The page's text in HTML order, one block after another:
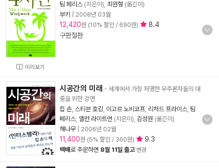
미리보기
팀 페리스 (지은이), 최원형 (옮긴이)
부키
2008년 03월
12,420원 (10% 할인 / 690원)
8.4
구판절판
시공간의 미래 - 세계에서 가장 저명한 우주론자들의 대
중을 위한 강연
킵 손 스티븐 호킹 이고르 노비코프 리처드 프라이스 팀
페리스 앨런 라이트먼 (지은이), 김성원 (옮긴이)
해나무
2006년 02월
11,400원 (5% 할인 / 360원) 9.3
택배로 주문하면 8월 11일 출고 변경